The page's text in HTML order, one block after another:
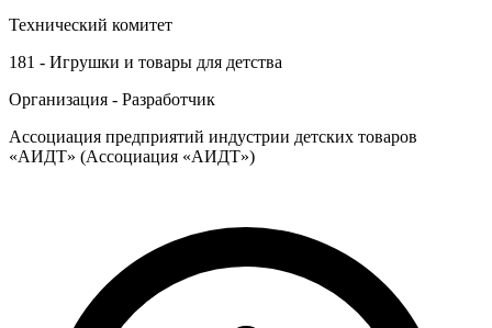
Технический комитет
181 - Игрушки и товары для детства
Организация - Разработчик
Ассоциация предприятий индустрии детских товаров
«АИДТ» (Ассоциация «АИДТ»)